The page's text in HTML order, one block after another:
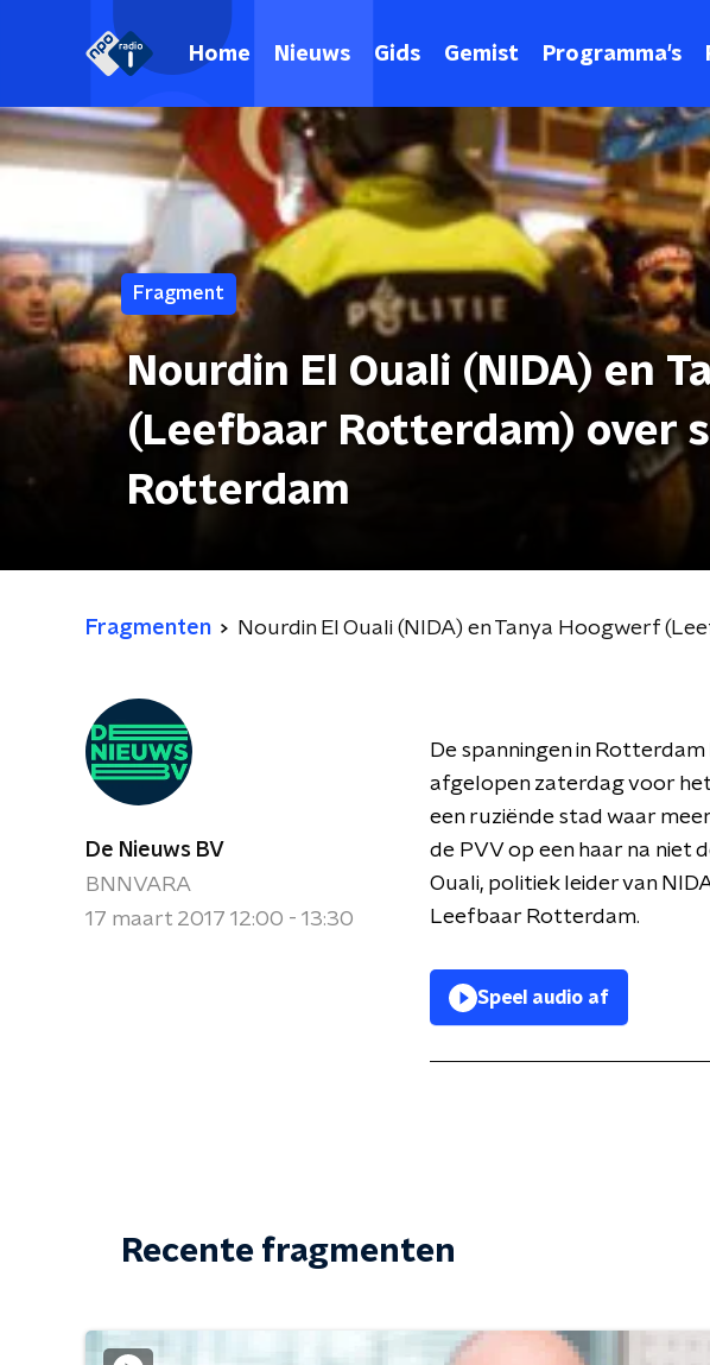
Home Nieuws Gids Gemist Programma's
Fragment
Nourdin El Ouali (NIDA) en
(Leefbaar Rotterdam) over
Rotterdam
Fragmenten Nourdin El Ouali (NIDA) en Tanya Hoogwerf
De Nieuws BV
BNNVARA
17 maart 2017 12:00 - 13:30
De spanningen in
afgelopen zaterdag voor
een ruziënde stad waar
de PVV op een haar na niet
Ouali, politiek leider van
Leefbaar Rotterdam.
Speel audio af
Recente fragmenten